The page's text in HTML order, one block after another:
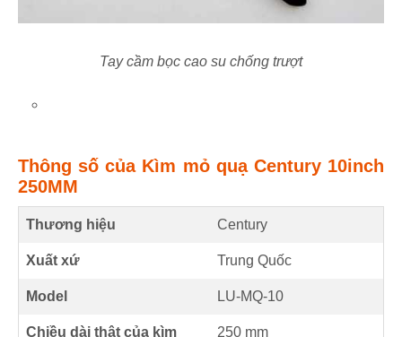
Tay cầm bọc cao su chống trượt
Thông số của Kìm mỏ quạ Century 10inch
250MM
Thương hiệu Century
Xuất xứ Trung Quốc
Model LU-MQ-10
Chiều dài thật của kìm 250 mm